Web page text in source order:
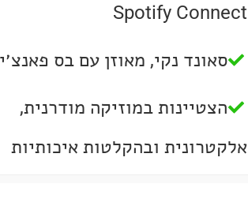
Spotify Connect
סאונד נקי, מאוזן עם בס פאנצ׳י
הצטיינות במוזיקה מודרנית,
אלקטרונית ובהקלטות איכותיות